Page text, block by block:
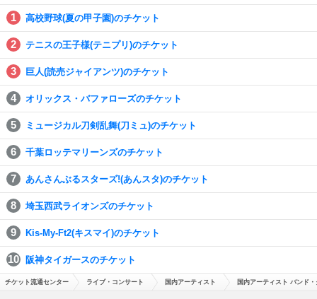
高校野球(夏の甲子園)のチケット
テニスの王子様(テニプリ)のチケット
巨人(読売ジャイアンツ)のチケット
オリックス・バファローズのチケット
ミュージカル刀剣乱舞(刀ミュ)のチケット
千葉ロッテマリーンズのチケット
あんさんぶるスターズ!(あんスタ)のチケット
埼玉西武ライオンズのチケット
Kis-My-Ft2(キスマイ)のチケット
阪神タイガースのチケット
チケット流通センター ライブ・コンサート 国内アーティスト 国内アーティスト バンド